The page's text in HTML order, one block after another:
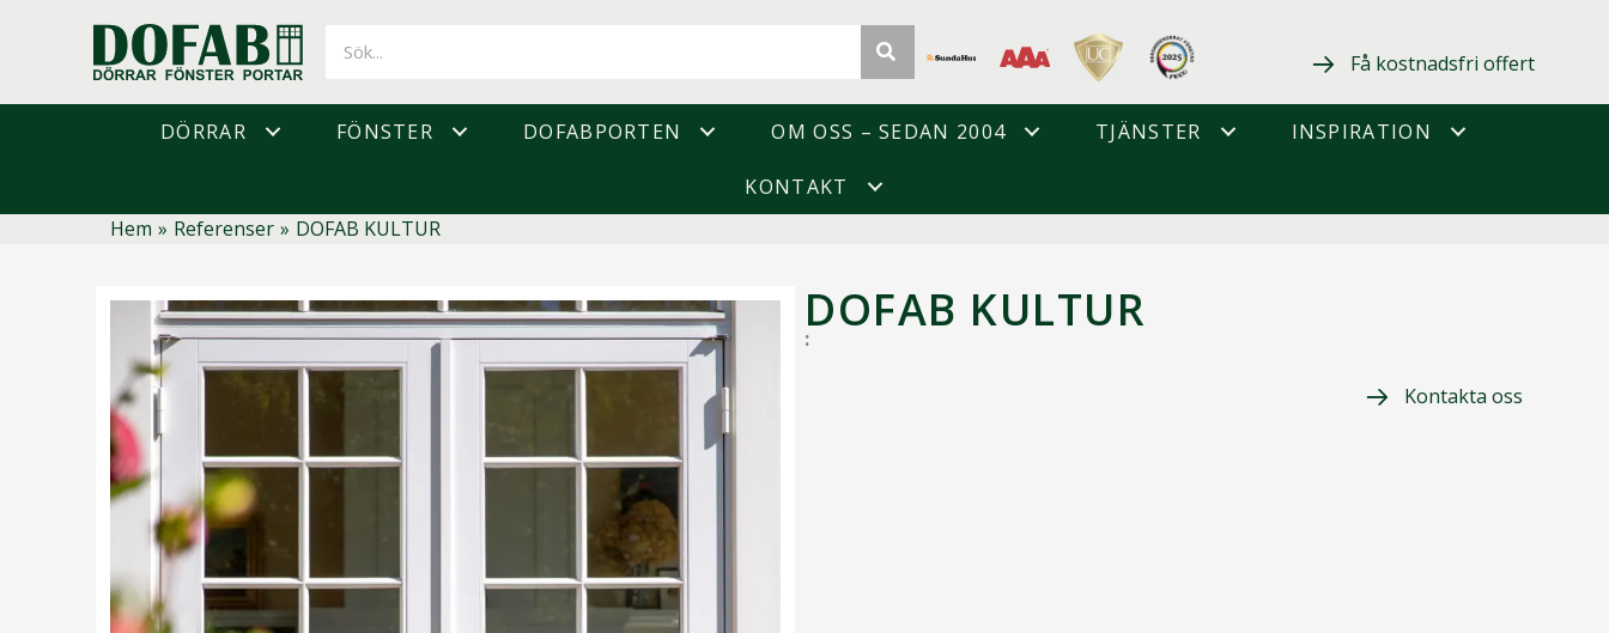
Få kostnadsfri offert
DÖRRAR FÖNSTER DOFABPORTEN OM OSS – SEDAN 2004 TJÄNSTER INSPIRATION
KONTAKT
Hem » Referenser » DOFAB KULTUR
DOFAB KULTUR
:
Kontakta oss